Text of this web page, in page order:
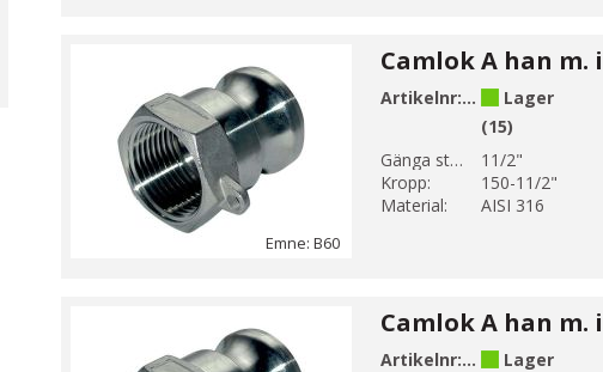
Emne: B60
Artikelnr:B60-8Lager
(15)
Gänga storlek 1:
11/2"
Kropp:
150-11/2"
Material:
AISI 316
Artikelnr:B60-9Lager